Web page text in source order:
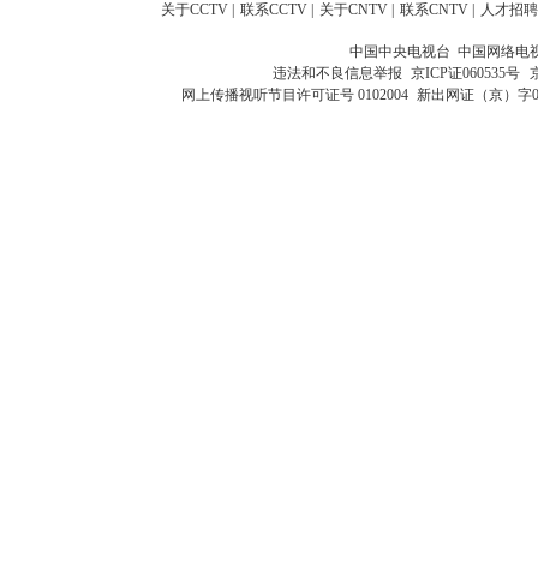
关于CCTV 联系CCTV 关于CNTV 联系CNTV 人才招聘
中国中央电视台 中国网络电
违法和不良信息举报 京ICP证060535号
网上传播视听节目许可证号 0102004 新出网证（京）